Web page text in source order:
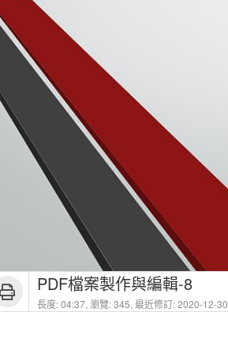
PDF檔案製作與編輯-8
長度: 04:37, 瀏覽: 345, 最近修訂: 2020-12-30